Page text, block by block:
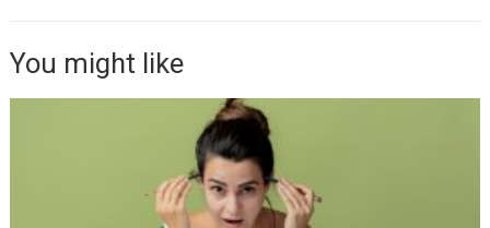
You might like